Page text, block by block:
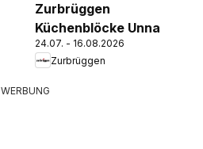
Zurbrüggen
Küchenblöcke Unna
24.07. - 16.08.2026
Zurbrüggen
WERBUNG